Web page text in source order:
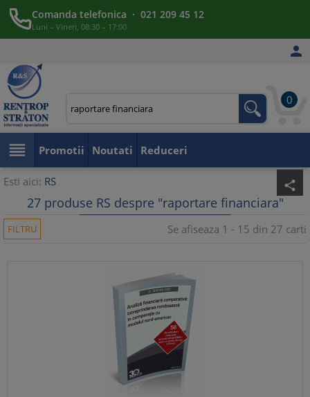
Comanda telefonica · 021 209 45 12
Luni – Vineri, 08:30 – 17:00

0
 Promotii Noutati Reduceri
Esti aici: RS share
27 produse RS despre "raportare financiara"
FILTRU Se afiseaza 1 - 15 din 27 carti